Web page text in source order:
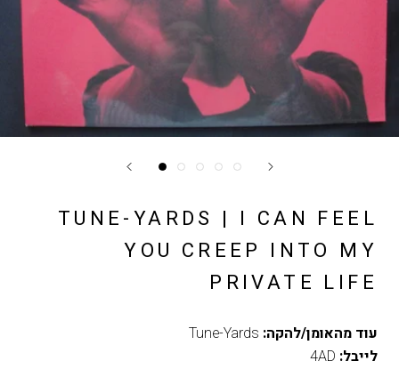
TUNE-YARDS | I CAN FEEL
YOU CREEP INTO MY
PRIVATE LIFE
עוד מהאומן/להקה: Tune-Yards
לייבל: 4AD